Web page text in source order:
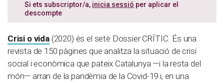
Si ets subscriptor/a, inicia sessió per aplicar el
descompte
Crisi o vida(2020) és el setè Dossier CRÍTIC. És una
revista de 150 pàgines que analitza la situació de crisi
social i econòmica que pateix Catalunya —i la resta del
món— arran de la pandèmia de la Covid-19 i, en una